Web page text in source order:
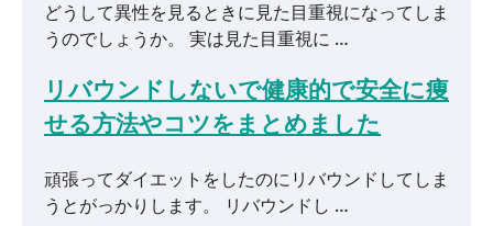
どうして異性を見るときに見た目重視になってしま
うのでしょうか。 実は見た目重視に …
リバウンドしないで健康的で安全に痩
せる方法やコツをまとめました
頑張ってダイエットをしたのにリバウンドしてしま
うとがっかりします。 リバウンドし …